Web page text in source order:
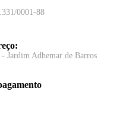
0001-88
:
Jardim Adhemar de Barros